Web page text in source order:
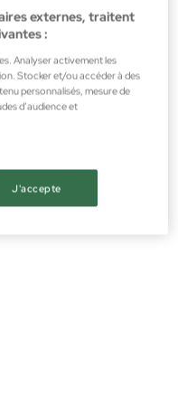
externes, traitent
:
Analyser activement les
Stocker et/ou accéder à des
personnalisés, mesure de
d’audience et
J'accepte